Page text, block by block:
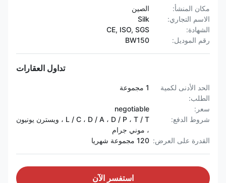
مكان المنشأ:
الصين
الاسم التجاري:
الشهادة:
CE, ISO, SGS
رقم الموديل:
BW150
تداول العقارات
الحد الأدنى لكمية
الطلب:
1 مجموعة
negotiable
شروط الدفع:
L / C ، D / A ، D / P ، T / T ، ويسترن يونيون
، موني جرام
القدرة على العرض:
120 مجموعة شهريا
استفسر الآن